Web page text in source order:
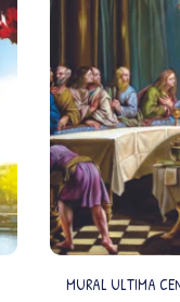
MURAL ULTIMA